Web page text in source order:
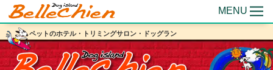
MENU
ペットのホテル・トリミングサロン・ドッグラン